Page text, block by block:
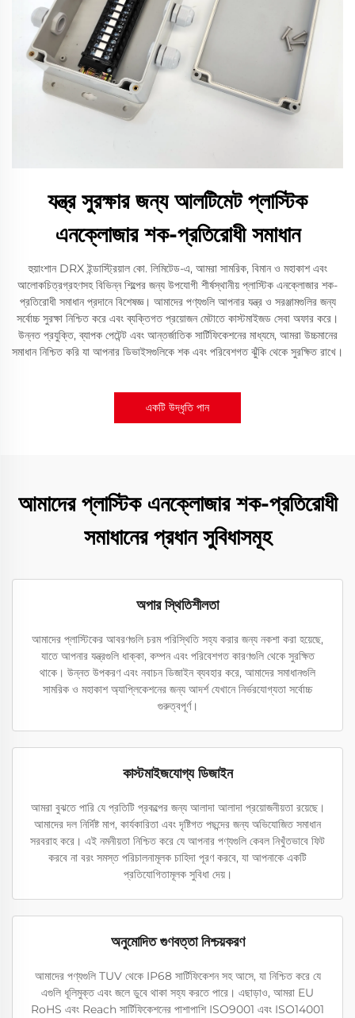
যন্ত্র সুরক্ষার জন্য আলটিমেট প্লাস্টিক
এনক্লোজার শক-প্রতিরোধী সমাধান
হুয়াংশান DRX ইন্ডাস্ট্রিয়াল কো. লিমিটেড-এ, আমরা সামরিক, বিমান ও মহাকাশ এবং
আলোকচিত্রগ্রহণসহ বিভিন্ন শিল্পের জন্য উপযোগী শীর্ষস্থানীয় প্লাস্টিক এনক্লোজার শক-
প্রতিরোধী সমাধান প্রদানে বিশেষজ্ঞ। আমাদের পণ্যগুলি আপনার যন্ত্র ও সরঞ্জামগুলির জন্য
সর্বোচ্চ সুরক্ষা নিশ্চিত করে এবং ব্যক্তিগত প্রয়োজন মেটাতে কাস্টমাইজড সেবা অফার করে।
উন্নত প্রযুক্তি, ব্যাপক পেটেন্ট এবং আন্তর্জাতিক সার্টিফিকেশনের মাধ্যমে, আমরা উচ্চমানের
সমাধান নিশ্চিত করি যা আপনার ডিভাইসগুলিকে শক এবং পরিবেশগত ঝুঁকি থেকে সুরক্ষিত রাখে।
একটি উদ্ধৃতি পান
আমাদের প্লাস্টিক এনক্লোজার শক-প্রতিরোধী
সমাধানের প্রধান সুবিধাসমূহ
অপার স্থিতিশীলতা
আমাদের প্লাস্টিকের আবরণগুলি চরম পরিস্থিতি সহ্য করার জন্য নকশা করা হয়েছে,
যাতে আপনার যন্ত্রগুলি ধাক্কা, কম্পন এবং পরিবেশগত কারণগুলি থেকে সুরক্ষিত
থাকে। উন্নত উপকরণ এবং নবাচন ডিজাইন ব্যবহার করে, আমাদের সমাধানগুলি
সামরিক ও মহাকাশ অ্যাপ্লিকেশনের জন্য আদর্শ যেখানে নির্ভরযোগ্যতা সর্বোচ্চ
গুরুত্বপূর্ণ।
কাস্টমাইজযোগ্য ডিজাইন
আমরা বুঝতে পারি যে প্রতিটি প্রকল্পের জন্য আলাদা আলাদা প্রয়োজনীয়তা রয়েছে।
আমাদের দল নির্দিষ্ট মাপ, কার্যকারিতা এবং দৃষ্টিগত পছন্দের জন্য অভিযোজিত সমাধান
সরবরাহ করে। এই নমনীয়তা নিশ্চিত করে যে আপনার পণ্যগুলি কেবল নিখুঁতভাবে ফিট
করবে না বরং সমস্ত পরিচালনামূলক চাহিদা পূরণ করবে, যা আপনাকে একটি
প্রতিযোগিতামূলক সুবিধা দেয়।
অনুমোদিত গুণবত্তা নিশ্চয়করণ
আমাদের পণ্যগুলি TUV থেকে IP68 সার্টিফিকেশন সহ আসে, যা নিশ্চিত করে যে
এগুলি ধূলিমুক্ত এবং জলে ডুবে থাকা সহ্য করতে পারে। এছাড়াও, আমরা EU
RoHS এবং Reach সার্টিফিকেশনের পাশাপাশি ISO9001 এবং ISO14001